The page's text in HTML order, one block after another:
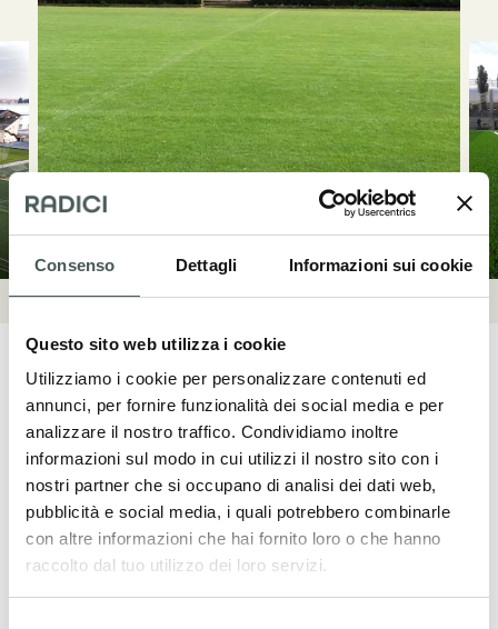
Consenso Dettagli Informazioni sui cookie
Questo sito web utilizza i cookie
Utilizziamo i cookie per personalizzare contenuti ed
annunci, per fornire funzionalità dei social media e per
analizzare il nostro traffico. Condividiamo inoltre
informazioni sul modo in cui utilizzi il nostro sito con i
nostri partner che si occupano di analisi dei dati web,
pubblicità e social media, i quali potrebbero combinarle
con altre informazioni che hai fornito loro o che hanno
raccolto dal tuo utilizzo dei loro servizi.
Mettiti in contatto
Contattaci adesso per ulteriori dettagli sui
nostri prodotti, richiedere un preventivo o
iniziare una collaborazione. Il nostro team
dedicato è a tua disposizione per fornirti